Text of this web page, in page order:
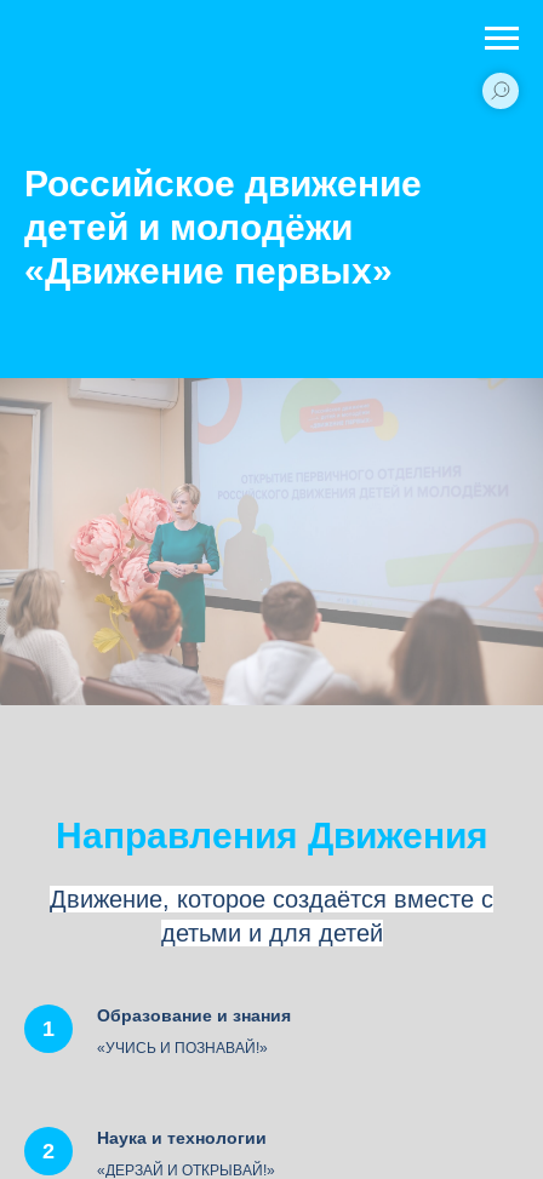
Российское движение
детей и молодёжи
«Движение первых»
Направления Движения
Движение, которое создаётся вместе с
детьми и для детей
Образование и знания
«УЧИСЬ И ПОЗНАВАЙ!»
Наука и технологии
«ДЕРЗАЙ И ОТКРЫВАЙ!»